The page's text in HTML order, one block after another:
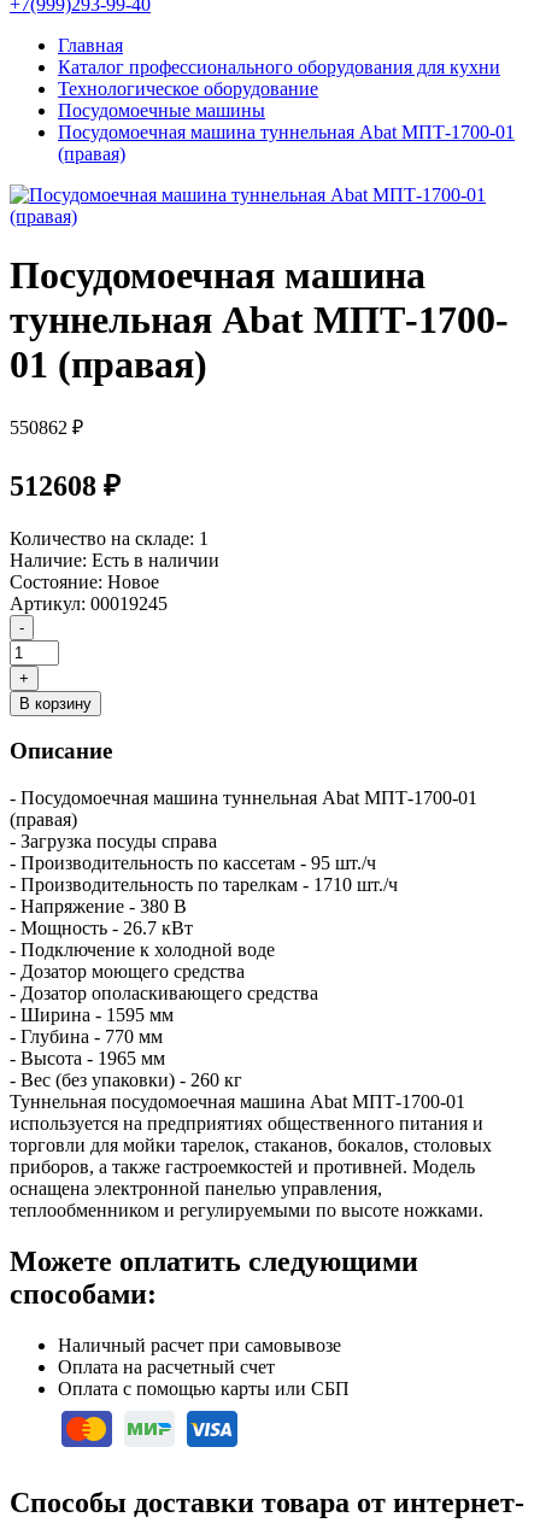
+7(999)293-99-40
Главная
Каталог профессионального оборудования для кухни
Технологическое оборудование
Посудомоечные машины
Посудомоечная машина туннельная Abat МПТ-1700-01
(правая)
Посудомоечная машина
туннельная Abat МПТ-1700-
01 (правая)
550862 ₽
512608 ₽
Количество на складе: 1
Наличие: Есть в наличии
Состояние: Новое
Артикул: 00019245
В корзину
Описание
- Посудомоечная машина туннельная Abat МПТ-1700-01
(правая)
- Загрузка посуды справа
- Производительность по кассетам - 95 шт./ч
- Производительность по тарелкам - 1710 шт./ч
- Напряжение - 380 В
- Мощность - 26.7 кВт
- Подключение к холодной воде
- Дозатор моющего средства
- Дозатор ополаскивающего средства
- Ширина - 1595 мм
- Глубина - 770 мм
- Высота - 1965 мм
- Вес (без упаковки) - 260 кг
Туннельная посудомоечная машина Abat МПТ-1700-01
используется на предприятиях общественного питания и
торговли для мойки тарелок, стаканов, бокалов, столовых
приборов, а также гастроемкостей и противней. Модель
оснащена электронной панелью управления,
теплообменником и регулируемыми по высоте ножками.
Можете оплатить следующими
способами:
Наличный расчет при самовывозе
Оплата на расчетный счет
Оплата с помощью карты или СБП
Способы доставки товара от интернет-